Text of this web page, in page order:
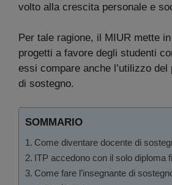
volto alla crescita personale e
Per tale ragione, il MIUR mette
progetti a favore degli studenti
essi compare anche l’utilizzo del
di sostegno.
SOMMARIO
Come diventare docente di
ITP accedono con il solo diploma
Come fare l’insegnante di